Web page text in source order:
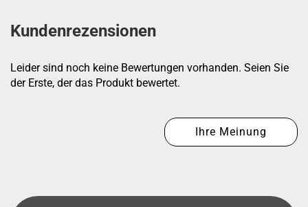
Kundenrezensionen
Leider sind noch keine Bewertungen vorhanden. Seien Sie
der Erste, der das Produkt bewertet.
Ihre Meinung